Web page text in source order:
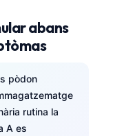
abans
pòdon
rutina la
A es